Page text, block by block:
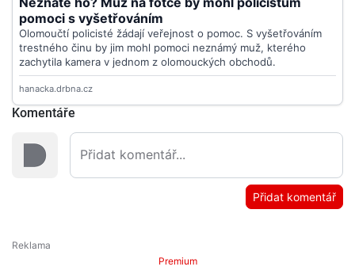
Komentáře
Přidat komentář
Premium